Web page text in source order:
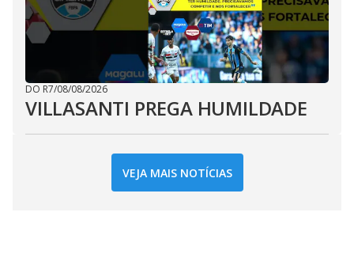
DO R7/08/08/2026
VILLASANTI PREGA HUMILDADE
VEJA MAIS NOTÍCIAS